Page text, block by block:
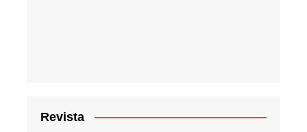
Revista